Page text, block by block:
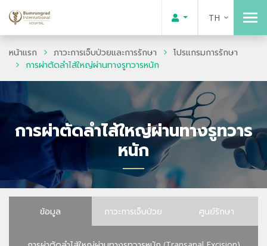
TH
หน้าแรก ภาวะการเจ็บป่วยและการรักษา
โปรแกรมการรักษา
การผ่าตัดลำไส้ใหญ่ผ่านทางรูทวารหนัก
การผ่าตัดลำไส้ใหญ่ผ่านทางรูทวาร
หนัก
ข้อมูล ภาวะการเจ็บป่วย ศูนย์รักษา